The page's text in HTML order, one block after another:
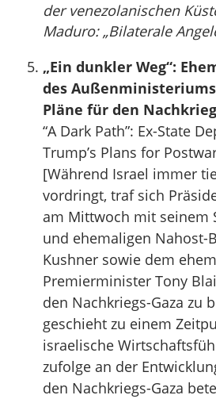
der venezolanischen
Maduro: „Bilaterale
„Ein dunkler Weg“:
des
Pläne für den
“A Dark Path”: Ex-State
Trump’s Plans for
[Während Israel immer
vordringt, traf sich
am Mittwoch mit seinem
und ehemaligen Nahost-
Kushner sowie dem
Premierminister Tony
den Nachkriegs-Gaza zu
geschieht zu einem
israelische
zufolge an der
den Nachkriegs-Gaza